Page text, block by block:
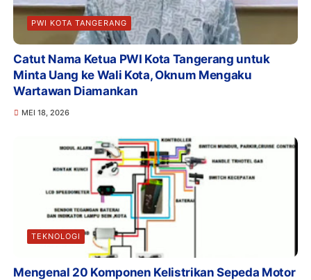
PWI KOTA TANGERANG
Catut Nama Ketua PWI Kota Tangerang untuk
Minta Uang ke Wali Kota, Oknum Mengaku
Wartawan Diamankan
MEI 18, 2026
TEKNOLOGI
Mengenal 20 Komponen Kelistrikan Sepeda Motor